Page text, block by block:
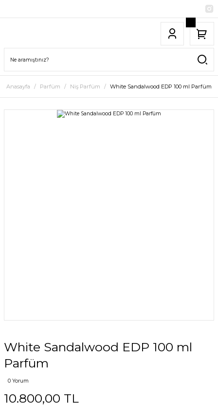
Anasayfa Parfüm Niş Parfüm White Sandalwood EDP 100 ml Parfüm
White Sandalwood EDP 100 ml
Parfüm
0 Yorum
10.800,00 TL